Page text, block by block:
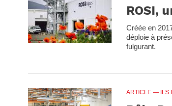
ROSI,
Créée en
déploie à
fulgurant.
ARTICLE — ILS